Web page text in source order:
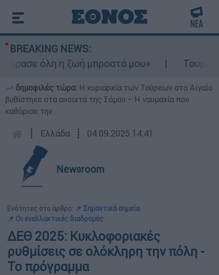
BREAKING NEWS:
όλη η ζωή μπροστά μου»
δημοφιλές τώρα: Η κυριαρχία των Τούρκων στο Αιγαίο
βυθίστηκε στα ανοιχτά της Σάμου – Η ναυμαχία που
καθόρισε την...
┋ Ελλάδα ┋ 04.09.2025 14:41
Newsroom
Ενότητες στο άρθρο: 📌 Σημαντικά σημεία
📌 Οι εναλλακτικές διαδρομές
ΔΕΘ 2025: Κυκλοφοριακές
ρυθμίσεις σε ολόκληρη την πόλη -
Το πρόγραμμα